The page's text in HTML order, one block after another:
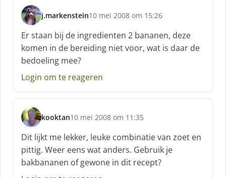
j.markenstein
s
c
h
r
e
e
:
10 mei 2008 om 15:26
Er staan bij de ingredienten 2 bananen, deze
komen in de bereiding niet voor, wat is daar de
bedoeling mee?
Login om te reageren
kooktan
s
c
h
r
e
e
10 mei 2008 om 11:35
Dit lijkt me lekker, leuke combinatie van zoet en
pittig. Weer eens wat anders. Gebruik je
bakbananen of gewone in dit recept?